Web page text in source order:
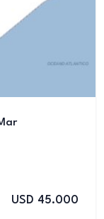
USD 45.000